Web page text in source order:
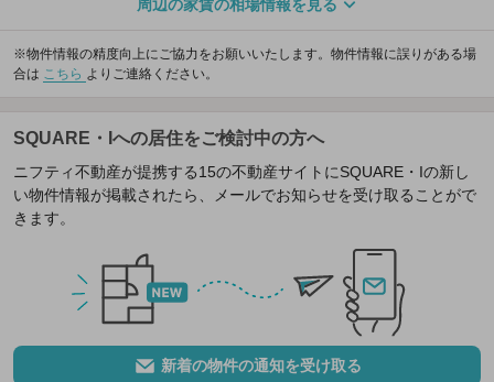
周辺の家賃の相場情報を見る
※物件情報の精度向上にご協力をお願いいたします。物件情報に誤りがある場
合は こちら よりご連絡ください。
SQUARE・Iへの居住をご検討中の方へ
ニフティ不動産が提携する15の不動産サイトにSQUARE・Iの新し
い物件情報が掲載されたら、メールでお知らせを受け取ることがで
きます。
新着の物件の通知を受け取る